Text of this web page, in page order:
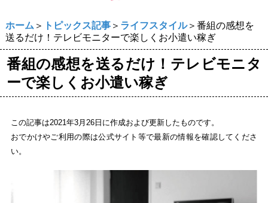
ホーム ＞ トピックス記事＞ ライフスタイル＞番組の感想を
送るだけ！テレビモニターで楽しくお小遣い稼ぎ
番組の感想を送るだけ！テレビモニタ
ーで楽しくお小遣い稼ぎ
この記事は2021年3月26日に作成および更新したものです。
おでかけやご利用の際は公式サイト等で最新の情報を確認してくださ
い。